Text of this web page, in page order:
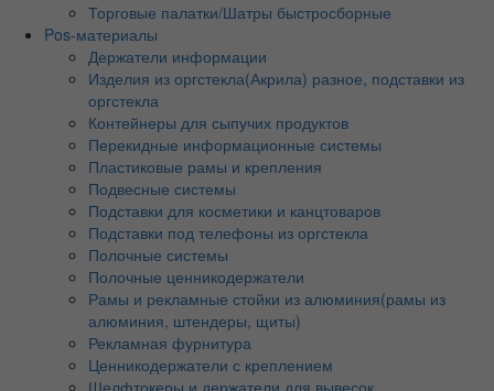
Торговые палатки/Шатры быстросборные
Pos-материалы
Держатели информации
Изделия из оргстекла(Акрила) разное, подставки из
оргстекла
Контейнеры для сыпучих продуктов
Перекидные информационные системы
Пластиковые рамы и крепления
Подвесные системы
Подставки для косметики и канцтоваров
Подставки под телефоны из оргстекла
Полочные системы
Полочные ценникодержатели
Рамы и рекламные стойки из алюминия(рамы из
алюминия, штендеры, щиты)
Рекламная фурнитура
Ценникодержатели с креплением
Шелфтокеры и держатели для вывесок